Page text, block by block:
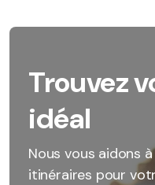
Trouvez
idéal
Nous vous aidons
itinéraires pour